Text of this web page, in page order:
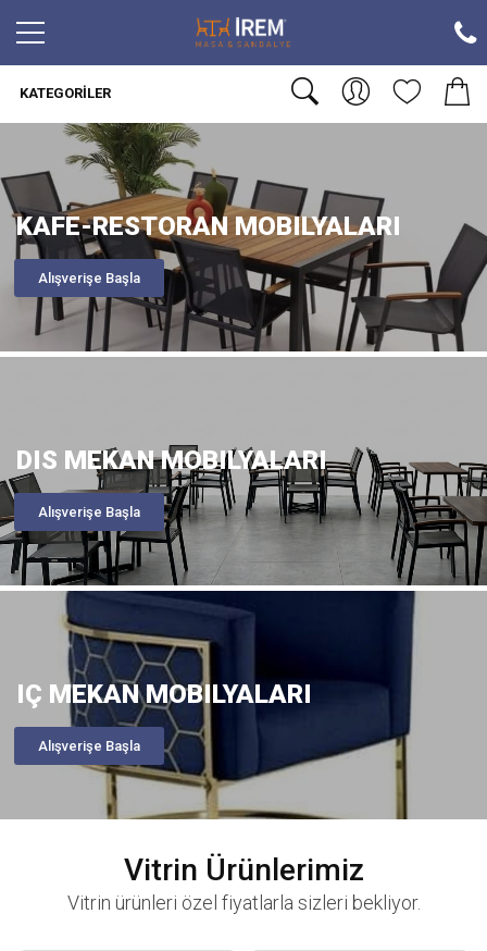
KATEGORILER
KAFE-RESTORAN MOBILYALARI
Alışverişe Başla
DIS MEKAN MOBILYALARI
Alışverişe Başla
IÇ MEKAN MOBILYALARI
Alışverişe Başla
Vitrin Ürünlerimiz
Vitrin ürünleri özel fiyatlarla sizleri bekliyor.